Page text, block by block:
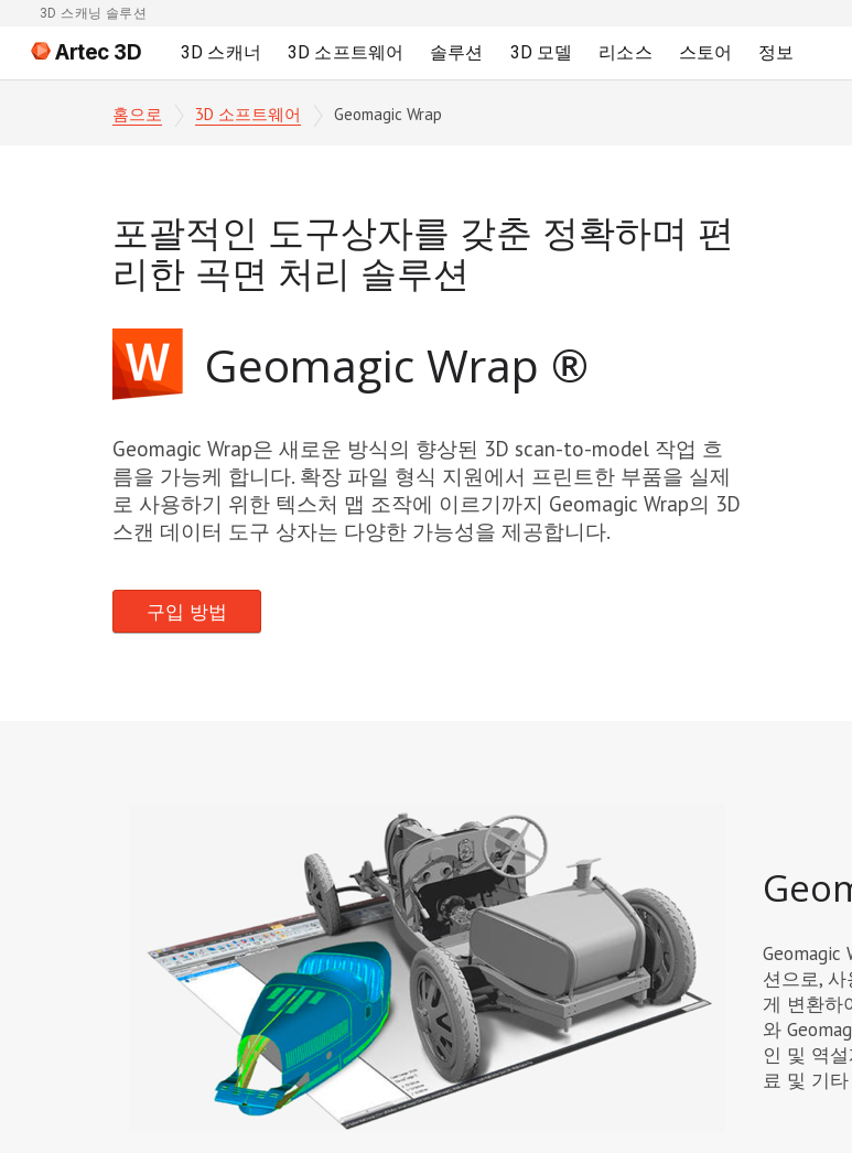
3D 스캐닝 솔루션
Artec 3D 3D 스캐너 3D 소프트웨어 솔루션 3D 모델 리소스 스토어 정보
홈으로 3D 소프트웨어 Geomagic Wrap
포괄적인 도구상자를 갖춘 정확하며 편
리한 곡면 처리 솔루션
Geomagic Wrap ®
Geomagic Wrap은 새로운 방식의 향상된 3D scan-to-model 작업 흐
름을 가능케 합니다. 확장 파일 형식 지원에서 프린트한 부품을 실제
로 사용하기 위한 텍스처 맵 조작에 이르기까지 Geomagic Wrap의 3D
스캔 데이터 도구 상자는 다양한 가능성을 제공합니다.
구입 방법
션으로,
게 변환하
와
인 및 역
료 및 기